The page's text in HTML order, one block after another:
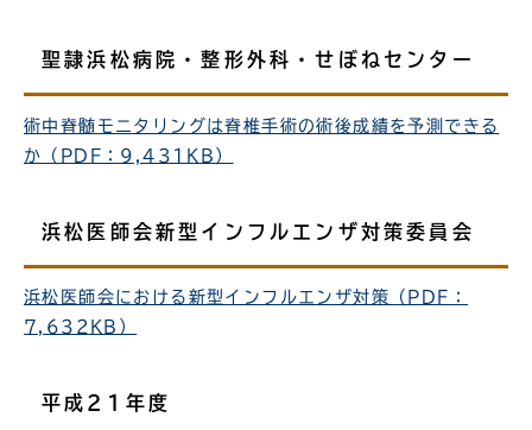
聖隷浜松病院・整形外科・せぼねセンター
術中脊髄モニタリングは脊椎手術の術後成績を予測できる
か（PDF：9,431KB）
浜松医師会新型インフルエンザ対策委員会
浜松医師会における新型インフルエンザ対策（PDF：
7,632KB）
平成21年度